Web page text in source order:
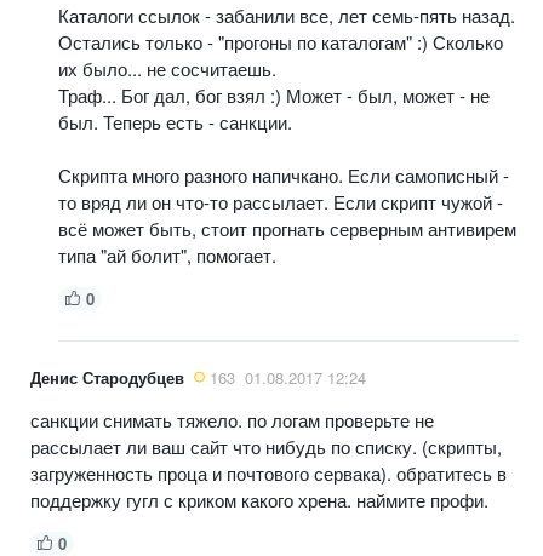
Каталоги ссылок - забанили все, лет семь-пять назад.
Остались только - "прогоны по каталогам" :) Сколько
их было... не сосчитаешь.
Траф... Бог дал, бог взял :) Может - был, может - не
был. Теперь есть - санкции.
Скрипта много разного напичкано. Если самописный -
то вряд ли он что-то рассылает. Если скрипт чужой -
всё может быть, стоит прогнать серверным антивирем
типа "ай болит", помогает.
0
Денис Стародубцев 163 01.08.2017 12:24
санкции снимать тяжело. по логам проверьте не
рассылает ли ваш сайт что нибудь по списку. (скрипты,
загруженность проца и почтового сервака). обратитесь в
поддержку гугл с криком какого хрена. наймите профи.
0